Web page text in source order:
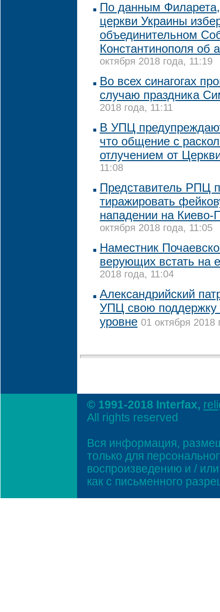
По данным
церкви Украины
объединительном
Константинополя об
октября 2018 года, 11:19
Во всех синагогах
случаю праздника
2018 года, 11:11
В УПЦ
что общение с
отлучением от
11:08
Представитель РПЦ
тиражировать
нападении на Киево-
октября 2018 года, 11:05
Наместник
верующих встать на
2018 года, 11:04
Александрийский
УПЦ свою
уровне 01 октября 2018
© 1991-2018 Interfax,
All rights reserved
Вся информация,
только для
воспроизведению и /
как с письменного